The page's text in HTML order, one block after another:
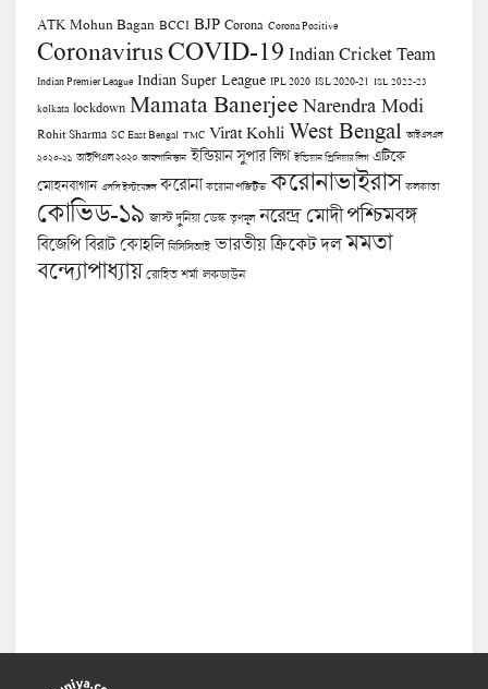
ATK Mohun Bagan BCCI BJP Corona Corona Positive
CoronavirusCOVID-19 Indian Cricket Team
Indian Premier League Indian Super League IPL 2020 ISL 2020-21 ISL 2022-23
kolkata lockdown Mamata Banerjee Narendra Modi
Rohit Sharma SC East Bengal TMC Virat Kohli West Bengal আইএসএল
২০২০-২১ আইপিএল ২০২০ আফগানিস্তান ইন্ডিয়ান সুপার লিগ ইন্ডিয়ান প্রিমিয়ার লিগ এটিকে
মোহনবাগান এসসি ইস্টবেঙ্গল করোনা করোনা পজিটিভ করোনাভাইরাস কলকাতা
কোভিড-১৯ জাস্ট দুনিয়া ডেস্ক তৃণমূল নরেন্দ্র মোদী পশ্চিমবঙ্গ
বিজেপি বিরাট কোহলি বিসিসিআই ভারতীয় ক্রিকেট দল মমতা
বন্দ্যোপাধ্যায় রোহিত শর্মা লকডাউন